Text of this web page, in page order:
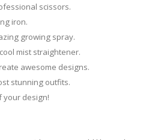
scissors.
iron.
growing spray.
mist straightener.
awesome designs.
stunning outfits.
your design!